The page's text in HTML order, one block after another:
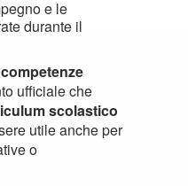
e le
durante il
ufficiale che
scolastico
utile anche per
o